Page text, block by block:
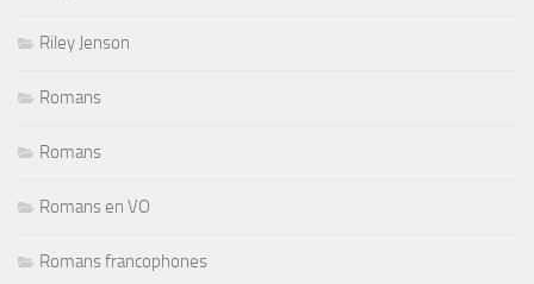
Riley Jenson
Romans
Romans
Romans en VO
Romans francophones